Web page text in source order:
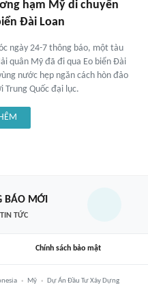
hạm Mỹ di chuyển
Đài Loan
ngày 24-7 thông báo, một tàu
quân Mỹ đã đi qua Eo biển Đài
nước hẹp ngăn cách hòn đảo
Trung Quốc đại lục.
BÁO MỚI
TỨC
Chính sách bảo mật
Mỹ Dự Án Đầu Tư Xây Dựng